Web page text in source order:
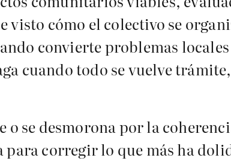
cómo el colectivo se
convierte problemas
cuando todo se vuelve
o se desmorona por la
para corregir lo que más ha